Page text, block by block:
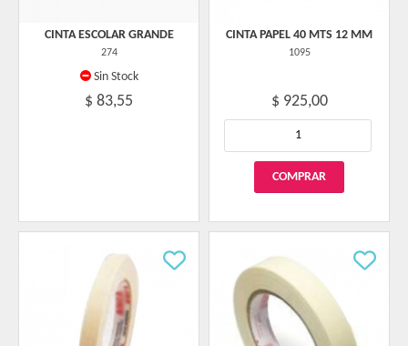
CINTA ESCOLAR GRANDE
274
Sin Stock
$ 83,55
CINTA PAPEL 40 MTS 12 MM
1095
$ 925,00